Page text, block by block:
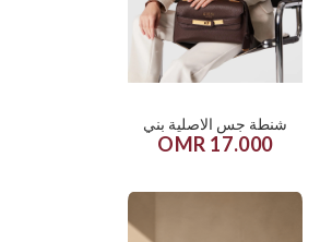
شنطة جس الاصلية بني
17.000 OMR